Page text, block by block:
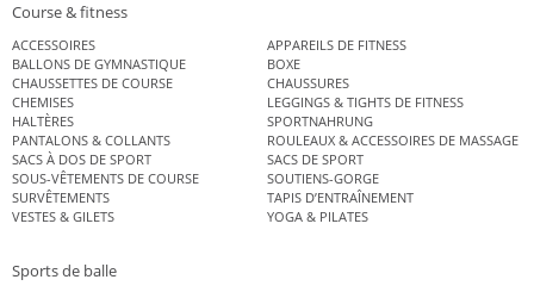
Course & fitness
ACCESSOIRES
APPAREILS DE FITNESS
BALLONS DE GYMNASTIQUE
BOXE
CHAUSSETTES DE COURSE
CHAUSSURES
CHEMISES
LEGGINGS & TIGHTS DE FITNESS
HALTÈRES
SPORTNAHRUNG
PANTALONS & COLLANTS
ROULEAUX & ACCESSOIRES DE MASSAGE
SACS À DOS DE SPORT
SACS DE SPORT
SOUS-VÊTEMENTS DE COURSE
SOUTIENS-GORGE
SURVÊTEMENTS
TAPIS D’ENTRAÎNEMENT
VESTES & GILETS
YOGA & PILATES
Sports de balle